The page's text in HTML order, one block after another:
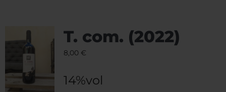
T. com. (2022)
8,00 €
14%vol